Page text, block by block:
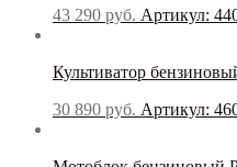
IPC Portotecnica(0)
Ksitex(0)
LAVOR
(0)
Nilfisk(0)
43 290 руб. Артикул:
Культиватор
30 890 руб. Артикул: